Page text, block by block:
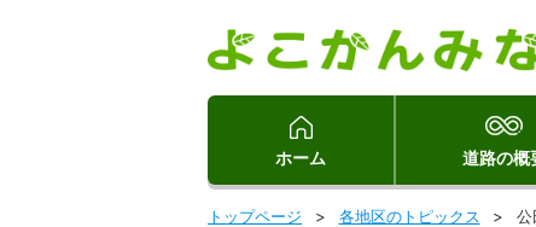
ホーム 道路の概
トップページ 各地区のトピックス 公